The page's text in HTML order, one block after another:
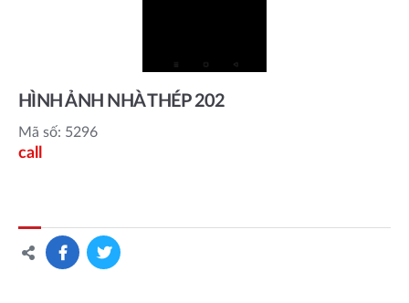
HÌNH ẢNH NHÀ THÉP 202
Mã số: 5296
call